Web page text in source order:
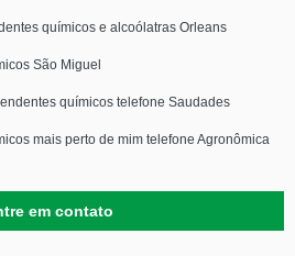
químicos e alcoólatras Orleans
São Miguel
químicos telefone Saudades
mais perto de mim telefone Agronômica
em contato